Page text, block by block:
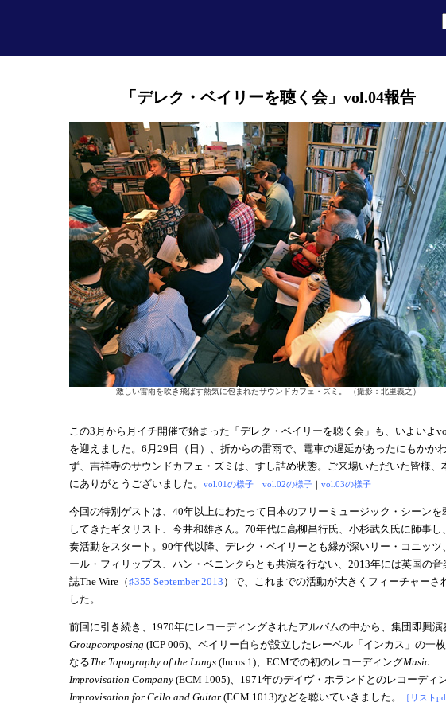
「デレク・ベイリーを聴く会」vol.04報告
激しい雷雨を吹き飛ばす熱気に包まれたサウンドカフェ・ズミ。 （撮影：北里義之）
この3月から月イチ開催で始まった「デレク・ベイリーを聴く会」も、いよいよ
を迎えました。6月29日（日）、折からの雷雨で、電車の遅延があったにもかか
ず、吉祥寺のサウンドカフェ・ズミは、すし詰め状態。ご来場いただいた皆様、
にありがとうございました。
vol.01の様子 ｜ vol.02の様子 ｜ vol.03の様子
今回の特別ゲストは、40年以上にわたって日本のフリーミュージック・シーンを
してきたギタリスト、今井和雄さん。70年代に高柳昌行氏、小杉武久氏に師事し
奏活動をスタート。90年代以降、デレク・ベイリーとも縁が深いリー・コニッツ
ール・フィリップス、ハン・ベニンクらとも共演を行ない、2013年には英国の音
誌The Wire（♯355 September 2013 ）で、これまでの活動が大きくフィーチャーさ
した。
前回に引き続き、1970年にレコーディングされたアルバムの中から、集団即興演
Groupcomposing (ICP 006)、ベイリー自らが設立したレーベル「インカス」の一
なるThe Topography of the Lungs (Incus 1)、ECMでの初のレコーディングMusic
Improvisation Company (ECM 1005)、1971年のデイヴ・ホランドとのレコーディ
Improvisation for Cello and Guitar (ECM 1013)などを聴いていきました。 ［リスト